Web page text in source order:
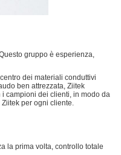
gruppo è esperienza,
dei materiali conduttivi
ben attrezzata, Ziitek
campioni dei clienti, in modo da
per ogni cliente.
la prima volta, controllo totale